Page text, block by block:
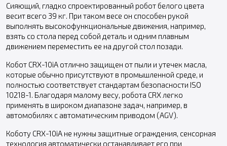
Сияющий, гладко спроектированный робот белого цвета
весит всего 39 кг. При таком весе он способен рукой
выполнять высокофункциональные движения, например,
взять со стола перед собой деталь и одним плавным
движением переместить ее на другой стол позади.
Кобот CRX-10iA отлично защищен от пыли и утечек масла,
которые обычно присутствуют в промышленной среде, и
полностью соответствует стандартам безопасности ISO
10218-1. Благодаря малому весу, робота CRX легко
применять в широком диапазоне задач, например, в
автомобилях с автоматическим приводом (AGV).
Коботу CRX-10iA не нужны защитные ограждения, сенсорная
технология автоматически останавливает его при